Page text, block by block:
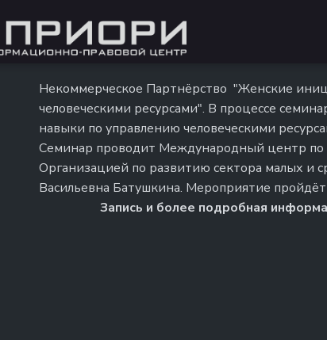
Некоммерческое Партнёрство "Женские
человеческими ресурсами". В процессе
навыки по управлению человеческими
Семинар проводит Международный центр
Организацией по развитию сектора малых и
Васильевна Батушкина. Мероприятие пройдёт
Запись и более подробная